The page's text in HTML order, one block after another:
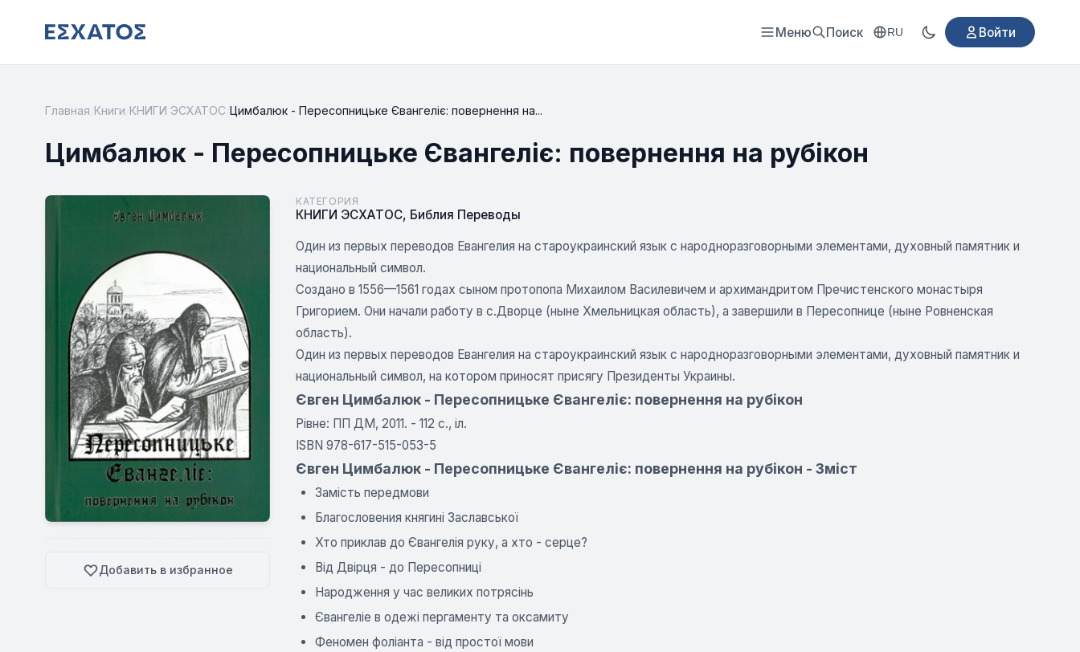
Меню Поиск RU Войти
Главная Книги КНИГИ ЭСХАТОС Цимбалюк - Пересопницьке Євангеліє: повернення на...
Цимбалюк - Пересопницьке Євангеліє: повернення на рубікон
Добавить в избранное
КАТЕГОРИЯ
КНИГИ ЭСХАТОС, Библия Переводы
Один из первых переводов Евангелия на староукраинский язык с народноразговорными элементами, духовный памятник и
национальный символ.
Создано в 1556—1561 годах сыном протопопа Михаилом Василевичем и архимандритом Пречистенского монастыря
Григорием. Они начали работу в с.Дворце (ныне Хмельницкая область), а завершили в Пересопнице (ныне Ровненская
область).
Один из первых переводов Евангелия на староукраинский язык с народноразговорными элементами, духовный памятник и
национальный символ, на котором приносят присягу Президенты Украины.
Євген Цимбалюк - Пересопницьке Євангеліє: повернення на рубікон
Рівне: ПП ДМ, 2011. - 112 с., іл.
ISBN 978-617-515-053-5
Євген Цимбалюк - Пересопницьке Євангеліє: повернення на рубікон - Зміст
Замість передмови
Благословения княгині Заславської
Хто приклав до Євангелія руку, а хто - серце?
Від Двірця - до Пересопниці
Народження у час великих потрясінь
Євангеліе в одежі пергаменту та оксамиту
Феномен фоліанта - від простої мови